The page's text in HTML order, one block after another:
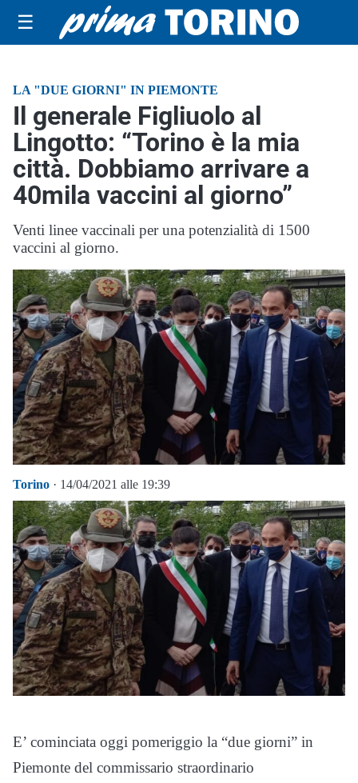
☰
LA "DUE GIORNI" IN PIEMONTE
Il generale Figliuolo al
Lingotto: “Torino è la mia
città. Dobbiamo arrivare a
40mila vaccini al giorno”
Venti linee vaccinali per una potenzialità di 1500
vaccini al giorno.
Torino · 14/04/2021 alle 19:39
E’ cominciata oggi pomeriggio la “due giorni” in
Piemonte del commissario straordinario